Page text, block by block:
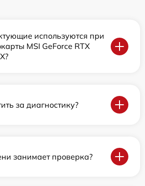
используются при
MSI GeForce RTX
за диагностику?
занимает проверка?